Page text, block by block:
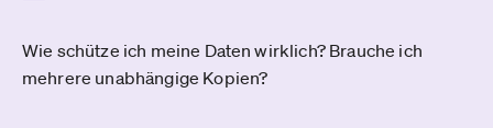
Wie schütze ich meine Daten wirklich? Brauche ich
mehrere unabhängige Kopien?